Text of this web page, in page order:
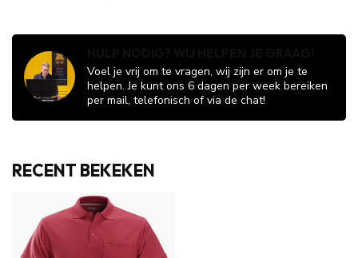
Voel je vrij om te vragen, wij zijn er om je te
helpen. Je kunt ons 6 dagen per week bereiken
per mail, telefonisch of via de chat!
RECENT BEKEKEN